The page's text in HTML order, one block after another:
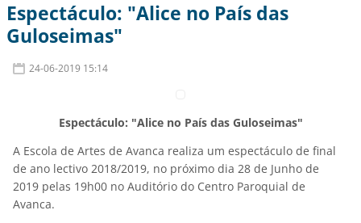
Espectáculo: "Alice no País das
Guloseimas"
24-06-2019 15:14
Espectáculo: "Alice no País das Guloseimas"
A Escola de Artes de Avanca realiza um espectáculo de final
de ano lectivo 2018/2019, no próximo dia 28 de Junho de
2019 pelas 19h00 no Auditório do Centro Paroquial de
Avanca.